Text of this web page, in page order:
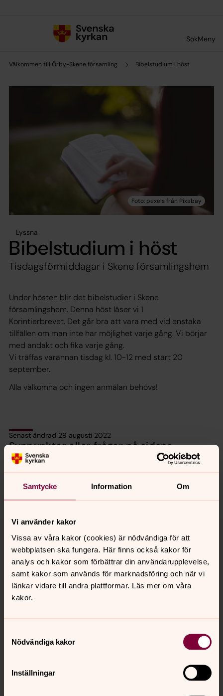
Samtycke Information Om
Vi använder kakor
Vissa av våra kakor (cookies) är nödvändiga för att
webbplatsen ska fungera. Här finns också kakor för
analys och kakor som förbättrar din användarupplevelse,
samt kakor som används för marknadsföring och när vi
länkar vidare till andra plattformar. Läs mer om våra
kakor.
Nödvändiga kakor
Inställningar
SökMeny
Välkommen till Örby-Skene församling Bibelstudium i höst
Lyssna
Bibelstudium i höst
Tisdagsförmiddagar i Skene församlingshem
Under hösten blir det bibelstudier i Skene
församlingshem. Denna höst läser vi 1
Korintierbrevet. Det går bra att vara med vid enstaka
tillfällen om man inte har möjlighet varje gång. Vi börjar
med andakt och fika varje gång.
Vi träffas varannan tisdag kl. 10-12 med start 20
september.
Alla välkomna och ingen anmälan behövs!
Senast ändrad 29 augusti 2022
Synpunkter eller frågor på sidans
innehåll?
orbyskeneforsamling@svenskakyrkan.se
Dela
Tillbaka till toppen
Tillbaka till innehållet
Kontakt
Hitta snabbt